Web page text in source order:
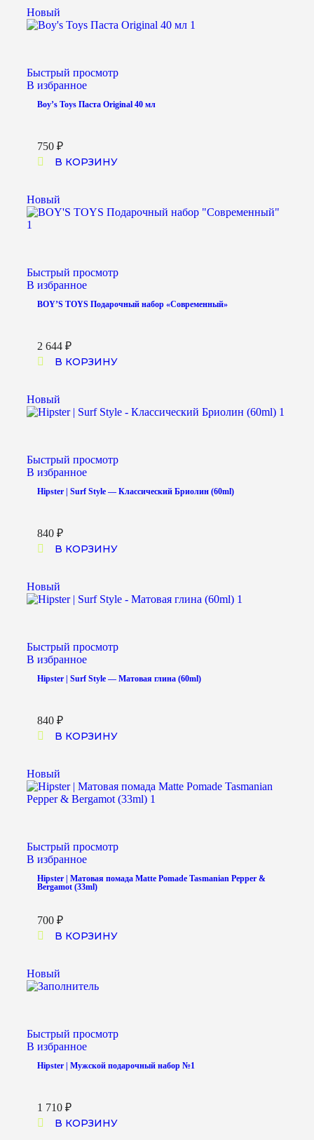
Новый
Быстрый просмотр
В избранное
Boy’s Toys Паста Original 40 мл
750 ₽
В КОРЗИНУ
Новый
Быстрый просмотр
В избранное
BOY’S TOYS Подарочный набор «Современный»
2 644 ₽
В КОРЗИНУ
Новый
Быстрый просмотр
В избранное
Hipster | Surf Style — Классический Бриолин (60ml)
840 ₽
В КОРЗИНУ
Новый
Быстрый просмотр
В избранное
Hipster | Surf Style — Матовая глина (60ml)
840 ₽
В КОРЗИНУ
Новый
Быстрый просмотр
В избранное
Hipster | Матовая помада Matte Pomade Tasmanian Pepper &
Bergamot (33ml)
700 ₽
В КОРЗИНУ
Новый
Быстрый просмотр
В избранное
Hipster | Мужской подарочный набор №1
1 710 ₽
В КОРЗИНУ